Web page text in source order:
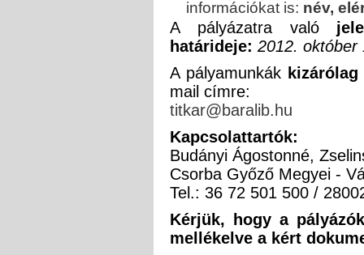
információkat is: név,
A pályázatra való
határideje: 2012. október
A pályamunkák
mail címre:
titkar@baralib.hu
Kapcsolattartók:
Budányi Ágostonné,
Csorba Győző Megyei -
Tel.: 36 72 501 500 /
Kérjük, hogy a
mellékelve a kért